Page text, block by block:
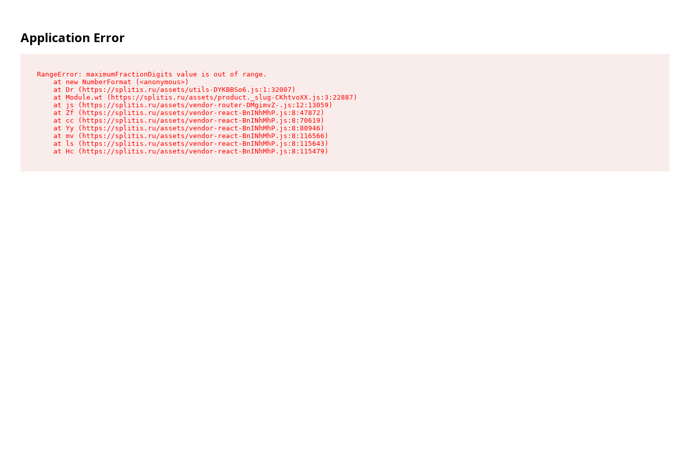
Application Error
RangeError: maximumFractionDigits value is out of range.
    at new NumberFormat (<anonymous>)
    at Dr (https://splitis.ru/assets/utils-DYKBBSo6.js:1:32007)
    at Module.wt (https://splitis.ru/assets/product._slug-CKhtvoXX.js:3:22887)
    at js (https://splitis.ru/assets/vendor-router-DMgimvZ-.js:12:13059)
    at Zf (https://splitis.ru/assets/vendor-react-BnINhMhP.js:8:47872)
    at cc (https://splitis.ru/assets/vendor-react-BnINhMhP.js:8:70619)
    at Yy (https://splitis.ru/assets/vendor-react-BnINhMhP.js:8:80946)
    at mv (https://splitis.ru/assets/vendor-react-BnINhMhP.js:8:116566)
    at ls (https://splitis.ru/assets/vendor-react-BnINhMhP.js:8:115643)
    at Hc (https://splitis.ru/assets/vendor-react-BnINhMhP.js:8:115479)